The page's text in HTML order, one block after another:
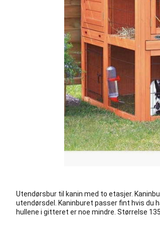
Utendørsbur til kanin med to etasjer.
utendørsdel. Kaninburet passer fint hvis du
hullene i gitteret er noe mindre. Størrelse